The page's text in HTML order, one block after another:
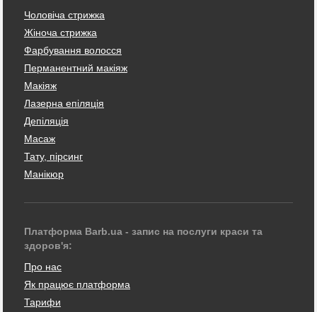
Чоловіча стрижка
Жіноча стрижка
Фарбування волосся
Перманентний макіяж
Макіяж
Лазерна епіляція
Депіляція
Масаж
Тату, пірсинг
Манікюр
Платформа Barb.ua - запис на послуги краси та
здоров'я:
Про нас
Як працює платформа
Тарифи